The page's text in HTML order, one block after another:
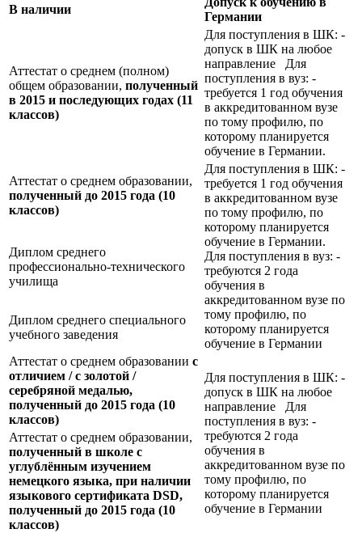
В наличии
Германии
Аттестат о среднем (полном)
общем образовании, полученный
в 2015 и последующих годах (11
классов)
Для поступления в ШК: -
допуск в ШК на любое
направление Для
поступления в вуз: -
требуется 1 год обучения
в аккредитованном вузе
по тому профилю, по
которому планируется
обучение в Германии.
Аттестат о среднем образовании,
полученный до 2015 года (10
классов)
Для поступления в ШК: -
требуется 1 год обучения
в аккредитованном вузе
по тому профилю, по
которому планируется
обучение в Германии.
Для поступления в вуз: -
требуются 2 года
обучения в
аккредитованном вузе по
тому профилю, по
которому планируется
обучение в Германии
Диплом среднего
профессионально-технического
училища
Диплом среднего специального
учебного заведения
Аттестат о среднем образовании с
отличием / с золотой /
серебряной медалью,
полученный до 2015 года (10
классов)
Для поступления в ШК: -
допуск в ШК на любое
направление Для
поступления в вуз: -
требуются 2 года
обучения в
аккредитованном вузе по
тому профилю, по
которому планируется
обучение в Германии
Аттестат о среднем образовании,
полученный в школе с
углублённым изучением
немецкого языка, при наличии
языкового сертификата DSD,
полученный до 2015 года (10
классов)